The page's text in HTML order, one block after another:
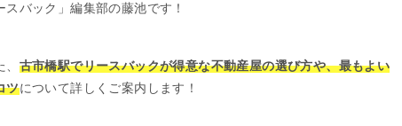
バック」編集部の藤池です！
古市橋駅でリースバックが得意な不動産屋の選び方や、最もよい
ツについて詳しくご案内します！